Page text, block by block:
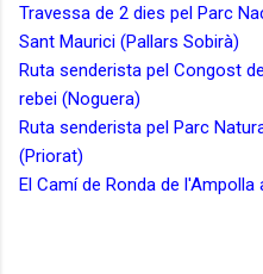
Travessa de 2 dies pel Parc
Sant Maurici (Pallars Sobirà)
Ruta senderista pel Congost
rebei (Noguera)
Ruta senderista pel Parc
(Priorat)
El Camí de Ronda de l'Ampolla